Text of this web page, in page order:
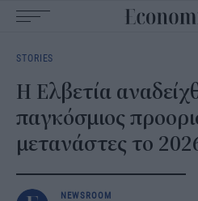
navigation
STORIES
Η Ελβετία
παγκόσμιος
μετανάστες το
NEWSROOM